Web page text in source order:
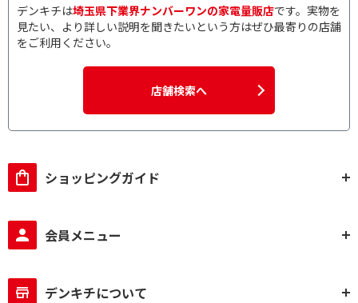
デンキチは埼玉県下業界ナンバーワンの家電量販店です。実物を
見たい、より詳しい説明を聞きたいという方はぜひ最寄りの店舗
をご利用ください。
店舗検索へ
ショッピングガイド
会員メニュー
デンキチについて